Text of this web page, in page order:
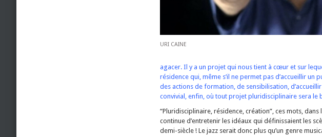
URI CAINE
agacer. Il y a un projet qui nous tient à cœur et sur
résidence qui, même s’il ne permet pas d’accueillir
des actions de formation, de sensibilisation,
convivial, enfin, où tout projet pluridisciplinaire sera le
“Pluridisciplinaire, résidence, création”, ces mots,
continue d’entretenir les idéaux qui définissaient les
demi-siècle ! Le jazz serait donc plus qu’un genre